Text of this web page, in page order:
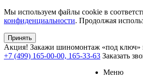
Мы используем файлы cookie в
конфиденциальности. Продолжая
Принять
Акция! Закажи шиномонтаж «под ключ»
+7 (499) 165-00-00, 165-33-63 Заказать
Меню